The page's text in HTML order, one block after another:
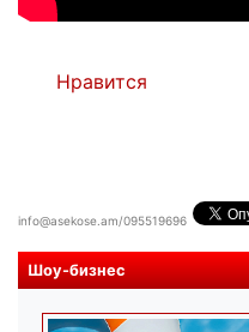
Нравится
info@asekose.am/095519696
Шоу-бизнес